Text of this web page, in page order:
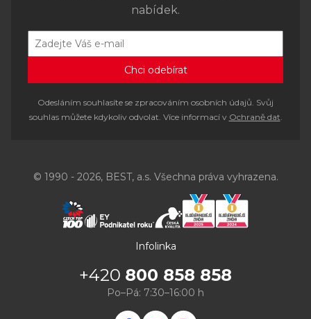
nabídek.
Odesláním souhlasíte se zpracováním osobních údajů. Svůj
souhlas můžete kdykoliv odvolat. Více informací v Ochraně dat.
© 1990 - 2026, BEST, a.s. Všechna práva vyhrazena.
Infolinka
+420 800 858 858
Po–Pá: 7:30–16:00 h